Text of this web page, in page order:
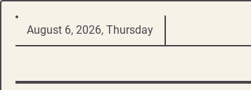
Skip
August 6, 2026, Thursday